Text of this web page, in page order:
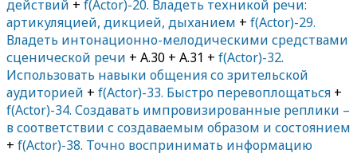
действий + f(Actor)-20. Владеть техникой речи:
артикуляцией, дикцией, дыханием + f(Actor)-29.
Владеть интонационно-мелодическими средствами
сценической речи + A.30 + A.31 + f(Actor)-32.
Использовать навыки общения со зрительской
аудиторией + f(Actor)-33. Быстро перевоплощаться +
f(Actor)-34. Создавать импровизированные реплики –
в соответствии с создаваемым образом и состоянием
+ f(Actor)-38. Точно воспринимать информацию